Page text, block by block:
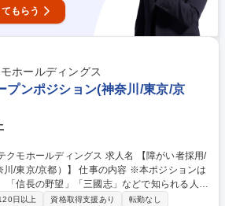
もらう
ホールディングス
プンポジション(神奈川/東京/京
ィングス 求人名 【障がい者採用/
仕事の内容 ※本ポジションは
「信長の野望」「三國志」などで知られる人気
掛ける当社にて、オープンポジションとなりま
日以上 資格取得支援あり
転勤なし